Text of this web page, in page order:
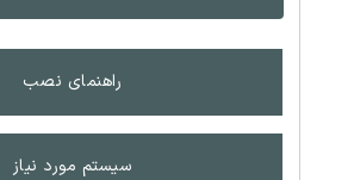
راهنمای نصب
سیستم مورد نیاز